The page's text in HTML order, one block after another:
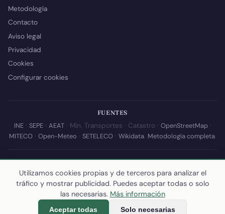
Metodología
Contacto
Aviso legal
Privacidad
Cookies
Configurar cookies
FUENTES
INE· SEPE· AEAT· Min. Transportes · Catastro · OpenStreetMap·
MITECO· Open-Meteo · SETELECO· Wikidata. Metodología completa.
© 2026 Callejear.com — Directorio municipal de España con datos
abiertos. Desarrollado y mantenido porYoel Castaño.
Última actualización de esta página:10 de julio de 2026
calculamos los datos
Utilizamos cookies propias y de terceros para analizar el
tráfico y mostrar publicidad. Puedes aceptar todas o solo
las necesarias. Más información
Aceptar todas Solo necesarias